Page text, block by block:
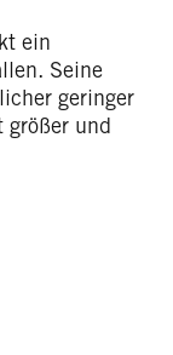
ein
Seine
geringer
größer und